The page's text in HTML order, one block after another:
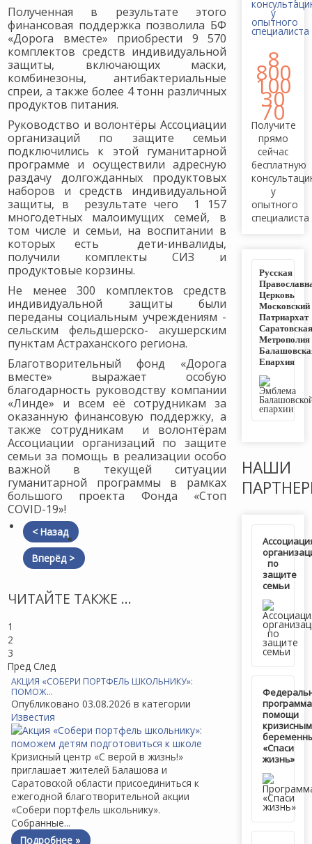
Полученная в результате этого
финансовая поддержка позволила БФ
«Дорога вместе» приобрести 9 570
комплектов средств индивидуальной
защиты, включающих маски,
комбинезоны, антибактериальные
спреи, а также более 4 тонн различных
продуктов питания.
Руководство и волонтёры Ассоциации
организаций по защите семьи
подключились к этой гуманитарной
программе и осуществили адресную
раздачу долгожданных продуктовых
наборов и средств индивидуальной
защиты, в результате чего 1 157
многодетных малоимущих семей, в
том числе и семьи, на воспитании в
которых есть дети-инвалиды,
получили комплекты СИЗ и
продуктовые корзины.
Не менее 300 комплектов средств
индивидуальной защиты были
переданы социальным учреждениям -
сельским фельдшерско- акушерским
пунктам Астраханского региона.
Благотворительный фонд «Дорога
вместе» выражает особую
благодарность руководству компании
«Линде» и всем её сотрудникам за
оказанную финансовую поддержку, а
также сотрудникам и волонтёрам
Ассоциации организаций по защите
семьи за помощь в реализации особо
важной в текущей ситуации
гуманитарной программы в рамках
большого проекта Фонда «Стоп
COVID-19»!
< Назад
Вперёд >
ЧИТАЙТЕ ТАКЖЕ ...
1
2
3
Пред След
АКЦИЯ «СОБЕРИ ПОРТФЕЛЬ ШКОЛЬНИКУ»:
ПОМОЖ…
Опубликовано 03.08.2026 в категории
Известия
Кризисный центр «С верой в жизнь!»
приглашает жителей Балашова и
Саратовской области присоединиться к
ежегодной благотворительной акции
«Собери портфель школьнику».
Собранные...
Подробнее »
8
800
100
30
70
Получите
прямо
сейчас
бесплатную
у
опытного
специалиста
Русская
Церковь
Московский
Патриархат
Саратовская
Метрополия
Епархия
НАШИ
по
защите
семьи
программа
помощи
кризисным
«Спаси
жизнь»